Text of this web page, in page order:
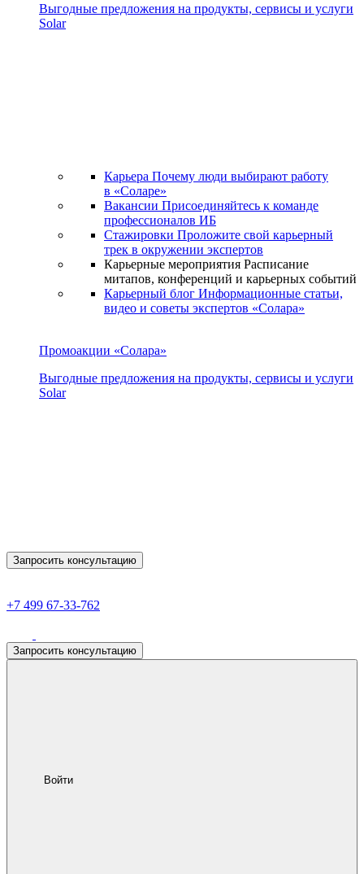
Выгодные предложения на продукты, сервисы и услуги
Solar
Карьера Почему люди выбирают работу
в «Соларе»
Вакансии Присоединяйтесь к команде
профессионалов ИБ
Стажировки Проложите свой карьерный
трек в окружении экспертов
Карьерные мероприятия Расписание
митапов, конференций и карьерных событий
Карьерный блог Информационные статьи,
видео и советы экспертов «Солара»
Промоакции «Солара»
Выгодные предложения на продукты, сервисы и услуги
Solar
Запросить консультацию
+7 499 67-33-762
Запросить консультацию
Войти